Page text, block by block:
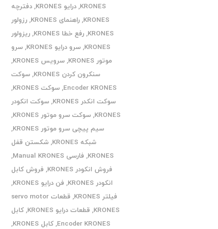
KRONES
,درایو KRONES ,دفترچه
KRONES
,راهنمای KRONES ,رزولور
KRONES
,رفع خطا KRONES ,ریزولور
KRONES
,سرو درایو KRONES ,سرو
موتور KRONES
,سرویس KRONES
,
سنکرون کردن KRONES
,سوکت
Encoder KRONES
,سوکت KRONES
,
سوکت انکدر KRONES
,سوکت انکودر
KRONES
,سوکت سرو موتور KRONES
,
سیم پیچی سرو موتور KRONES
,
شبکه KRONES
,شکستن قفل
KRONES
, فارسی Manual KRONES
,
فروش انکودر KRONES
, فروش کابل
انکودر KRONES
, فن درایو KRONES
,
فیلتر KRONES
,
قطعات servo motor
KRONES
, قطعات درایو KRONES ,کابل
Encoder KRONES
,کابل KRONES
,